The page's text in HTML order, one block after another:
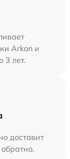
Arkon и
3 лет.
доставит